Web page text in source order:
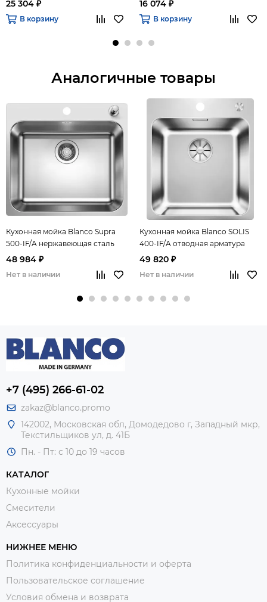
25 304 ₽
В корзину
16 074 ₽
В корзину
Аналогичные товары
Кухонная мойка Blanco Supra
500-IF/A нержавеющая сталь
полированная
48 984 ₽
Нет в наличии
Кухонная мойка Blanco SOLIS
400-IF/A отводная арматура
InFino нержавеющая сталь
49 820 ₽
Нет в наличии
+7 (495) 266-61-02
zakaz@blanco.promo
142002, Московская обл, Домодедово г, Западный мкр,
Текстильщиков ул, д. 41Б
Пн. - Пт: с 10 до 19 часов
КАТАЛОГ
Кухонные мойки
Смесители
Аксессуары
НИЖНЕЕ МЕНЮ
Политика конфиденциальности и оферта
Пользовательское соглашение
Условия обмена и возврата